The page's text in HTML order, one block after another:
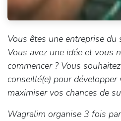
Vous êtes une entreprise du
Vous avez une idée et vous
commencer ? Vous
conseillé(e) pour
maximiser vos chances de
Wagralim organise 3 fois